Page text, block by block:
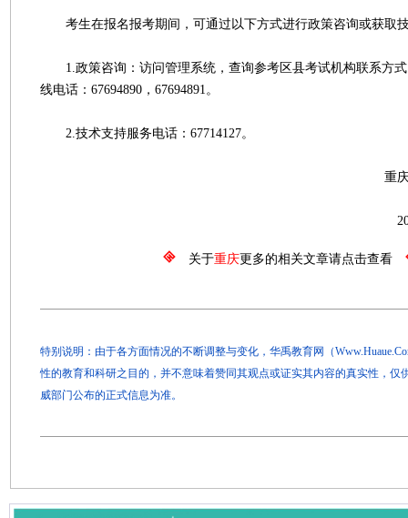
考生在报名报考期间，可通过以下方式进行政策咨询或获取
1.政策咨询：访问管理系统，查询参考区县考试机构联系方式
线电话：67694890，67694891。
2.技术支持服务电话：67714127。
重庆市教育考
2025年2月
关于重庆更多的相关文章请点击查看
特别说明：由于各方面情况的不断调整与变化，华禹教育网（
性的教育和科研之目的，并不意味着赞同其观点或证实其内容的真实性，仅
威部门公布的正式信息为准。